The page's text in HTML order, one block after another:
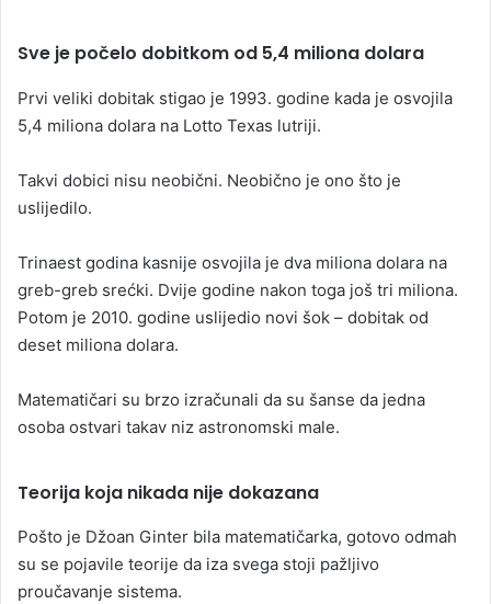
Sve je počelo dobitkom od 5,4 miliona dolara
Prvi veliki dobitak stigao je 1993. godine kada je osvojila
5,4 miliona dolara na Lotto Texas lutriji.
Takvi dobici nisu neobični. Neobično je ono što je
uslijedilo.
Trinaest godina kasnije osvojila je dva miliona dolara na
greb-greb srećki. Dvije godine nakon toga još tri miliona.
Potom je 2010. godine uslijedio novi šok – dobitak od
deset miliona dolara.
Matematičari su brzo izračunali da su šanse da jedna
osoba ostvari takav niz astronomski male.
Teorija koja nikada nije dokazana
Pošto je Džoan Ginter bila matematičarka, gotovo odmah
su se pojavile teorije da iza svega stoji pažljivo
proučavanje sistema.